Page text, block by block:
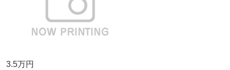
3.5万円